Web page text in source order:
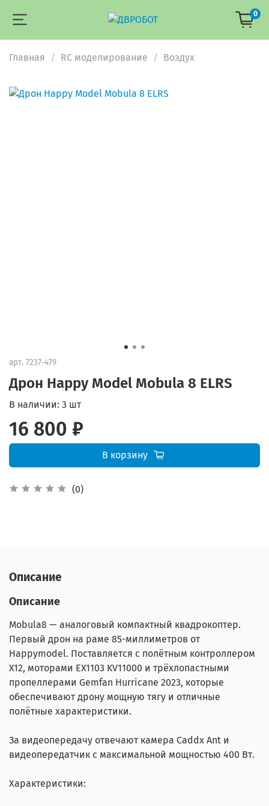
0
Главная RC моделирование Воздух
арт. 7237-479
Дрон Happy Model Mobula 8 ELRS
(0)
В наличии: 3 шт
16 800 ₽
В корзину
Описание
Описание
Mobula8 — аналоговый компактный квадрокоптер.
Первый дрон на раме 85-миллиметров от
Happymodel. Поставляется с полётным контроллером
X12, моторами EX1103 KV11000 и трёхлопастными
пропеллерами Gemfan Hurricane 2023, которые
обеспечивают дрону мощную тягу и отличные
полётные характеристики.
За видеопередачу отвечают камера Caddx Ant и
видеопередатчик с максимальной мощностью 400 Вт.
Характеристики: